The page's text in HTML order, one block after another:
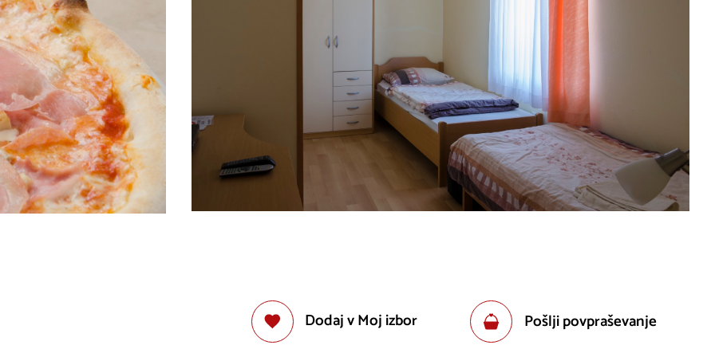
Dodaj v Moj izbor Pošlji povpraševanje